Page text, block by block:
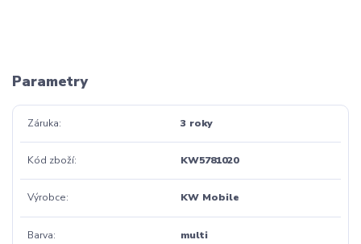
Parametry
Záruka 3 roky
Kód zboží KW5781020
Výrobce KW Mobile
Barva multi